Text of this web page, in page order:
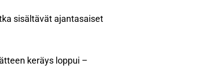
sisältävät ajantasaiset
keräys loppui –